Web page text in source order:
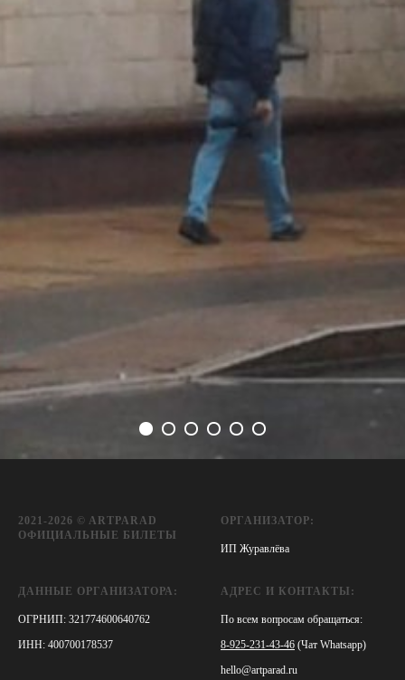
2021-2026 © ARTPARAD
ОФИЦИАЛЬНЫЕ БИЛЕТЫ
ОРГАНИЗАТОР:
ИП Журавлёва
ДАННЫЕ ОРГАНИЗАТОРА:
ОГРНИП: 321774600640762
ИНН: 400700178537
АДРЕС И КОНТАКТЫ:
По всем вопросам обращаться:
8-925-231-43-46 (Чат Whatsapp)
hello@artparad.ru